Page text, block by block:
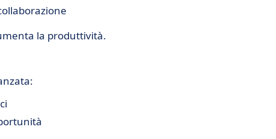
la produttività.